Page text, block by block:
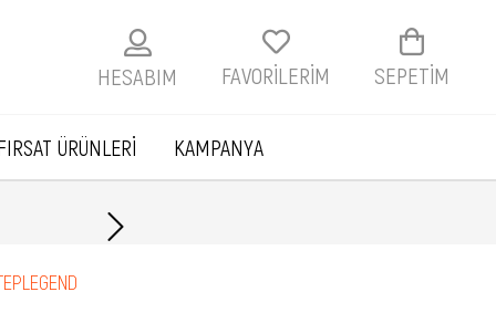
SEPETIM
FAVORİLERİM
HESABIM
ÜRÜNLERİ KAMPANYA